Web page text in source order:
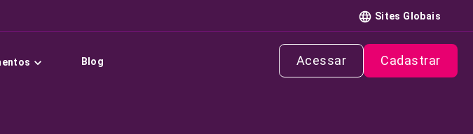
Sites Globais
Blog Acessar Cadastrar